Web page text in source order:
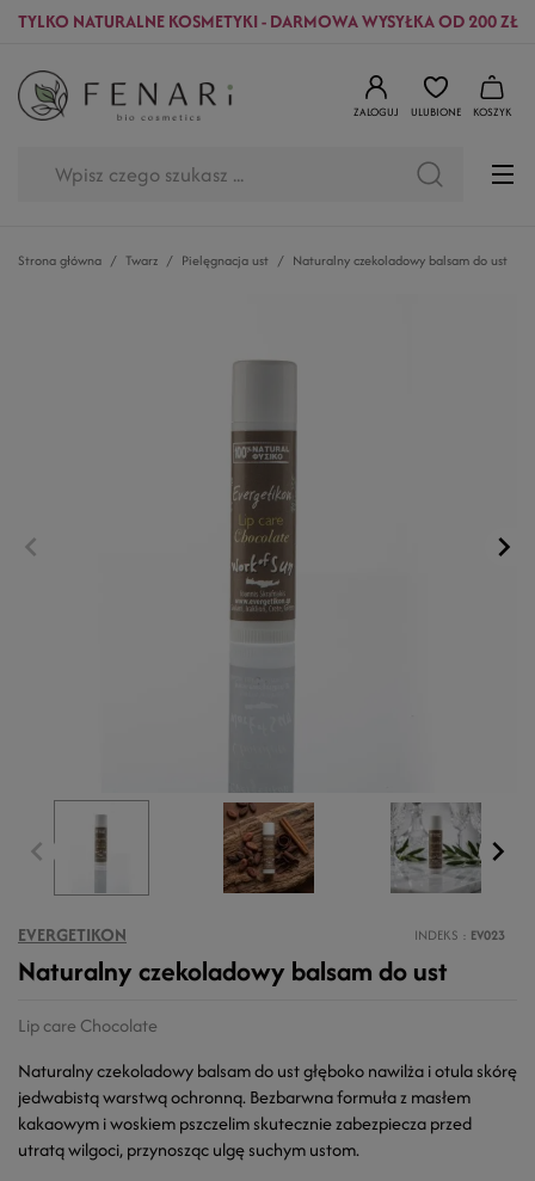
TYLKO NATURALNE KOSMETYKI - DARMOWA WYSYŁKA OD 200 ZŁ
ZALOGUJ ULUBIONE KOSZYK
Strona główna Twarz Pielęgnacja ust Naturalny czekoladowy balsam do ust
EVERGETIKON INDEKS EV023
Naturalny czekoladowy balsam do ust
Lip care Chocolate
Naturalny czekoladowy balsam do ust głęboko nawilża i otula skórę
jedwabistą warstwą ochronną. Bezbarwna formuła z masłem
kakaowym i woskiem pszczelim skutecznie zabezpiecza przed
utratą wilgoci, przynosząc ulgę suchym ustom.